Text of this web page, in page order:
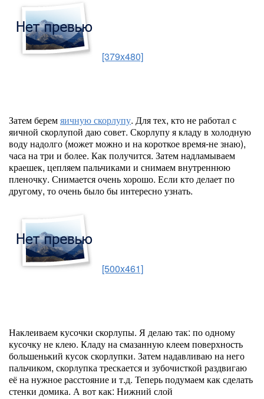
[379x480]
Затем беремяичную скорлупу. Для тех, кто не работал с
яичной скорлупой даю совет. Скорлупу я кладу в холодную
воду надолго (может можно и на короткое время-не знаю),
часа на три и более. Как получится. Затем надламываем
краешек, цепляем пальчиками и снимаем внутреннюю
пленочку. Снимается очень хорошо. Если кто делает по
другому, то очень было бы интересно узнать.
[500x461]
Наклеиваем кусочки скорлупы. Я делаю так: по одному
кусочку не клею. Кладу на смазанную клеем поверхность
большенький кусок скорлупки. Затем надавливаю на него
пальчиком, скорлупка трескается и зубочисткой раздвигаю
её на нужное расстояние и т.д. Теперь подумаем как сделать
стенки домика. А вот как: Нижний слой